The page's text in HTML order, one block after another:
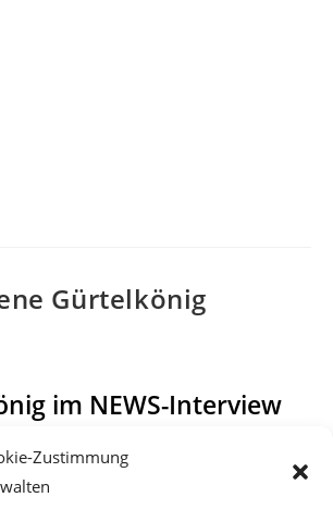
Zustimmung
Gürtelkönig
im NEWS-Interview
vorige Woche berichtete,
Fami-